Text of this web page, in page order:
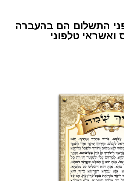
התשלום הם בהעברה
ואשראי טלפוני